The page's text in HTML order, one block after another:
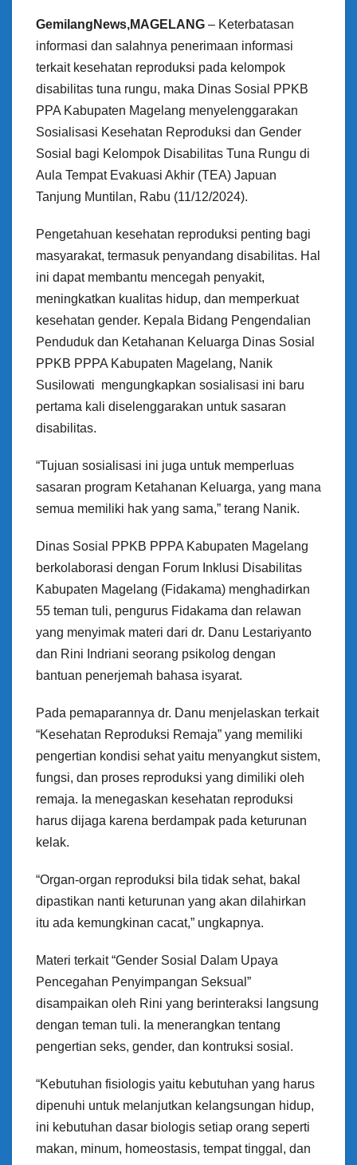
GemilangNews,MAGELANG – Keterbatasan
informasi dan salahnya penerimaan informasi
terkait kesehatan reproduksi pada kelompok
disabilitas tuna rungu, maka Dinas Sosial PPKB
PPA Kabupaten Magelang menyelenggarakan
Sosialisasi Kesehatan Reproduksi dan Gender
Sosial bagi Kelompok Disabilitas Tuna Rungu di
Aula Tempat Evakuasi Akhir (TEA) Japuan
Tanjung Muntilan, Rabu (11/12/2024).
Pengetahuan kesehatan reproduksi penting bagi
masyarakat, termasuk penyandang disabilitas. Hal
ini dapat membantu mencegah penyakit,
meningkatkan kualitas hidup, dan memperkuat
kesehatan gender. Kepala Bidang Pengendalian
Penduduk dan Ketahanan Keluarga Dinas Sosial
PPKB PPPA Kabupaten Magelang, Nanik
Susilowati mengungkapkan sosialisasi ini baru
pertama kali diselenggarakan untuk sasaran
disabilitas.
“Tujuan sosialisasi ini juga untuk memperluas
sasaran program Ketahanan Keluarga, yang mana
semua memiliki hak yang sama,” terang Nanik.
Dinas Sosial PPKB PPPA Kabupaten Magelang
berkolaborasi dengan Forum Inklusi Disabilitas
Kabupaten Magelang (Fidakama) menghadirkan
55 teman tuli, pengurus Fidakama dan relawan
yang menyimak materi dari dr. Danu Lestariyanto
dan Rini Indriani seorang psikolog dengan
bantuan penerjemah bahasa isyarat.
Pada pemaparannya dr. Danu menjelaskan terkait
“Kesehatan Reproduksi Remaja” yang memiliki
pengertian kondisi sehat yaitu menyangkut sistem,
fungsi, dan proses reproduksi yang dimiliki oleh
remaja. Ia menegaskan kesehatan reproduksi
harus dijaga karena berdampak pada keturunan
kelak.
“Organ-organ reproduksi bila tidak sehat, bakal
dipastikan nanti keturunan yang akan dilahirkan
itu ada kemungkinan cacat,” ungkapnya.
Materi terkait “Gender Sosial Dalam Upaya
Pencegahan Penyimpangan Seksual”
disampaikan oleh Rini yang berinteraksi langsung
dengan teman tuli. Ia menerangkan tentang
pengertian seks, gender, dan kontruksi sosial.
“Kebutuhan fisiologis yaitu kebutuhan yang harus
dipenuhi untuk melanjutkan kelangsungan hidup,
ini kebutuhan dasar biologis setiap orang seperti
makan, minum, homeostasis, tempat tinggal, dan